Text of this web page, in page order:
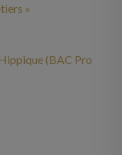
»
(BAC Pro